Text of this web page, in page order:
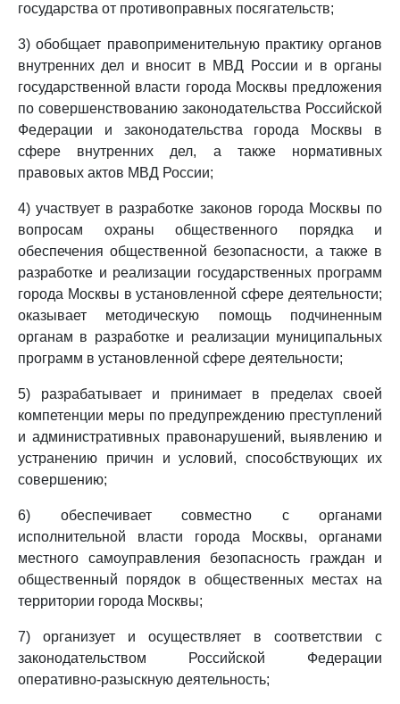
государства от противоправных посягательств;
3) обобщает правоприменительную практику органов
внутренних дел и вносит в МВД России и в органы
государственной власти города Москвы предложения
по совершенствованию законодательства Российской
Федерации и законодательства города Москвы в
сфере внутренних дел, а также нормативных
правовых актов МВД России;
4) участвует в разработке законов города Москвы по
вопросам охраны общественного порядка и
обеспечения общественной безопасности, а также в
разработке и реализации государственных программ
города Москвы в установленной сфере деятельности;
оказывает методическую помощь подчиненным
органам в разработке и реализации муниципальных
программ в установленной сфере деятельности;
5) разрабатывает и принимает в пределах своей
компетенции меры по предупреждению преступлений
и административных правонарушений, выявлению и
устранению причин и условий, способствующих их
совершению;
6) обеспечивает совместно с органами
исполнительной власти города Москвы, органами
местного самоуправления безопасность граждан и
общественный порядок в общественных местах на
территории города Москвы;
7) организует и осуществляет в соответствии с
законодательством Российской Федерации
оперативно-разыскную деятельность;